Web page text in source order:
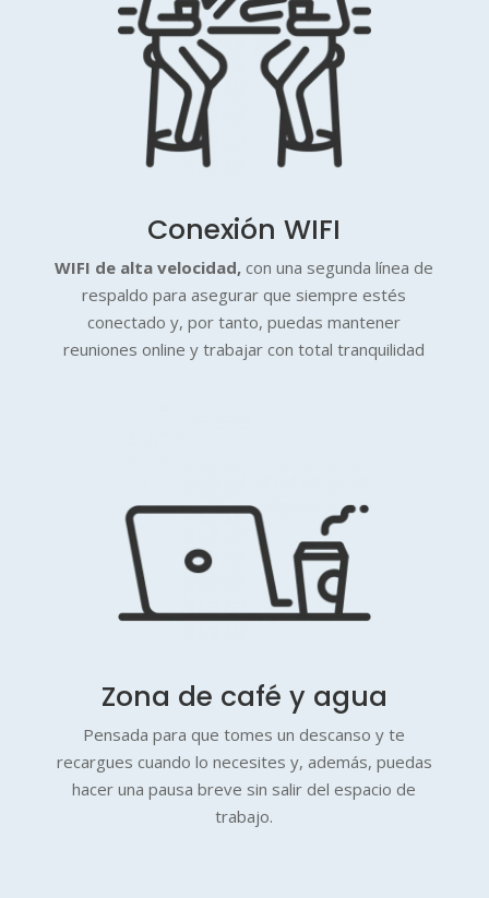
Conexión WIFI
WIFI de alta velocidad, con una segunda línea de
respaldo para asegurar que siempre estés
conectado y, por tanto, puedas mantener
reuniones online y trabajar con total tranquilidad
Zona de café y agua
Pensada para que tomes un descanso y te
recargues cuando lo necesites y, además, puedas
hacer una pausa breve sin salir del espacio de
trabajo.